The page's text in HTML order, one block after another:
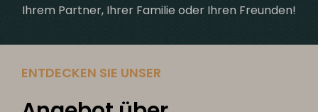
Ihrem Partner, Ihrer Familie oder Ihren Freunden!
ENTDECKEN SIE UNSER